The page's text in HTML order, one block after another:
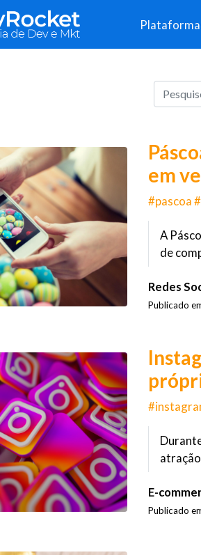
em
#pascoa
A
de
Redes
Publicado
E-
Publicado